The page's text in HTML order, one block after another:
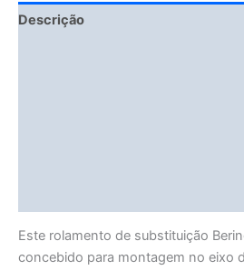
Descrição
Este rolamento de substituição
concebido para montagem no eixo